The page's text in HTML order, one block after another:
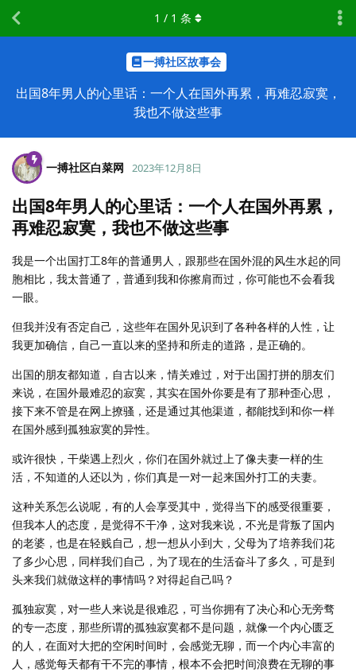
一搏社区故事会
出国8年男人的心里话：一个人在国外再累，再难忍寂寞，
我也不做这些事
1 / 1 条
一搏社区白菜网 2023年12月8日
出国8年男人的心里话：一个人在国外再累，
再难忍寂寞，我也不做这些事
我是一个出国打工8年的普通男人，跟那些在国外混的风生水起的同
胞相比，我太普通了，普通到我和你擦肩而过，你可能也不会看我
一眼。
但我并没有否定自己，这些年在国外见识到了各种各样的人性，让
我更加确信，自己一直以来的坚持和所走的道路，是正确的。
出国的朋友都知道，自古以来，情关难过，对于出国打拼的朋友们
来说，在国外最难忍的寂寞，其实在国外你要是有了那种歪心思，
接下来不管是在网上撩骚，还是通过其他渠道，都能找到和你一样
在国外感到孤独寂寞的异性。
或许很快，干柴遇上烈火，你们在国外就过上了像夫妻一样的生
活，不知道的人还以为，你们真是一对一起来国外打工的夫妻。
这种关系怎么说呢，有的人会享受其中，觉得当下的感受很重要，
但我本人的态度，是觉得不干净，这对我来说，不光是背叛了国内
的老婆，也是在轻贱自己，想一想从小到大，父母为了培养我们花
了多少心思，同样我们自己，为了现在的生活奋斗了多久，可是到
头来我们就做这样的事情吗？对得起自己吗？
孤独寂寞，对一些人来说是很难忍，可当你拥有了决心和心无旁骛
的专一态度，那些所谓的孤独寂寞都不是问题，就像一个内心匮乏
的人，在面对大把的空闲时间时，会感觉无聊，而一个内心丰富的
人，感觉每天都有干不完的事情，根本不会把时间浪费在无聊的事